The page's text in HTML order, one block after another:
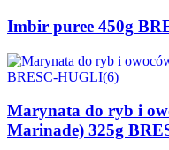
Imbir puree 450g
Marynata do ryb i
Marinade) 325g